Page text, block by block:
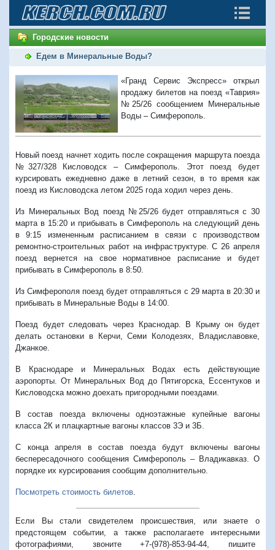
Городские новости
Едем в Минеральные Воды?
«Гранд Сервис Экспресс» открыл
продажу билетов на поезд «Таврия»
№25/26 сообщением Минеральные
Воды – Симферополь.
Новый поезд начнет ходить после сокращения маршрута поезда
№327/328 Кисловодск – Симферополь. Этот поезд будет
курсировать ежедневно даже в летний сезон, в то время как
поезд из Кисловодска летом 2025 года ходил через день.
Из Минеральных Вод поезд №25/26 будет отправляться с 30
марта в 15:20 и прибывать в Симферополь на следующий день
в 9:15 измененным расписанием в связи с производством
ремонтно-строительных работ на инфраструктуре. С 26 апреля
поезд вернется на свое нормативное расписание и будет
прибывать в Симферополь в 8:50.
Из Симферополя поезд будет отправляться с 29 марта в 20:30 и
прибывать в Минеральные Воды в 14:00.
Поезд будет следовать через Краснодар. В Крыму он будет
делать остановки в Керчи, Семи Колодезях, Владиславовке,
Джанкое.
В Краснодаре и Минеральных Водах есть действующие
аэропорты. От Минеральных Вод до Пятигорска, Ессентуков и
Кисловодска можно доехать пригородными поездами.
В состав поезда включены одноэтажные купейные вагоны
класса 2К и плацкартные вагоны классов 3Э и 3Б.
С конца апреля в состав поезда будут включены вагоны
беспересадочного сообщения Симферополь – Владикавказ. О
порядке их курсирования сообщим дополнительно.
Посмотреть стоимость билетов
Если Вы стали свидетелем происшествия, или знаете о
предстоящем событии, а также располагаете интересными
фотографиями, звоните +7-(978)-853-94-44, пишите